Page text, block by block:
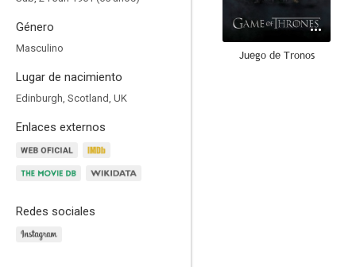
Género
Masculino
Lugar de nacimiento
Edinburgh, Scotland, UK
Enlaces externos
Redes sociales
Juego de Tronos